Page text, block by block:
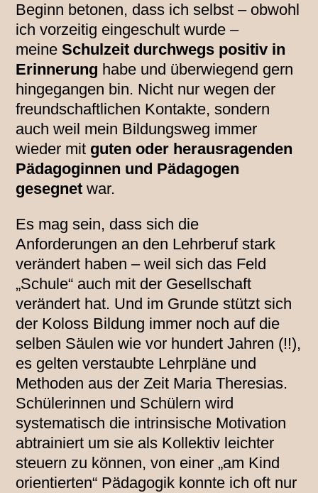
Beginn betonen, dass ich selbst – obwohl
ich vorzeitig eingeschult wurde –
meineSchulzeit durchwegs positiv in
Erinnerung habe und überwiegend gern
hingegangen bin. Nicht nur wegen der
freundschaftlichen Kontakte, sondern
auch weil mein Bildungsweg immer
wieder mit guten oder herausragenden
Pädagoginnen und Pädagogen
gesegnet war.
Es mag sein, dass sich die
Anforderungen an den Lehrberuf stark
verändert haben – weil sich das Feld
„Schule“ auch mit der Gesellschaft
verändert hat. Und im Grunde stützt sich
der Koloss Bildung immer noch auf die
selben Säulen wie vor hundert Jahren (!!),
es gelten verstaubte Lehrpläne und
Methoden aus der Zeit Maria Theresias.
Schülerinnen und Schülern wird
systematisch die intrinsische Motivation
abtrainiert um sie als Kollektiv leichter
steuern zu können, von einer „am Kind
orientierten“ Pädagogik konnte ich oft nur